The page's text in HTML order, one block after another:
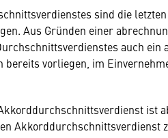
sind die
Aus Gründen einer
auch
vorliegen, im
ist
Akkorddurchschnittsverdienst